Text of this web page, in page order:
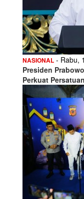
NASIONAL - Rabu,
Presiden
Perkuat